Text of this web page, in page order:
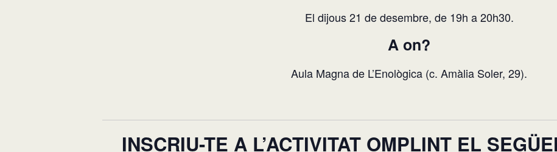
El dijous 21 de desembre, de 19h a 20h30.
A on?
Aula Magna de L’Enològica (c. Amàlia Soler, 29).
INSCRIU-TE A L’ACTIVITAT OMPLINT EL